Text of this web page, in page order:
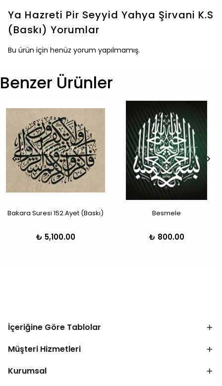
Ya Hazreti Pir Seyyid Yahya Şirvani K.S
(Baskı) Yorumlar
Bu ürün için henüz yorum yapılmamış.
Benzer Ürünler
Bakara Suresi 152.Ayet (Baskı)
₺ 5,100.00
Besmele
₺ 800.00
İçeriğine Göre Tablolar
Müşteri Hizmetleri
Kurumsal